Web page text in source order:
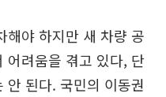
해야 하지만 새 차량 공
어려움을 겪고 있다, 단
안 된다. 국민의 이동권